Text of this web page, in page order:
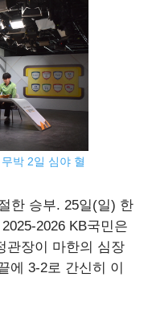
박 2일 심야 혈
한 승부. 25일(일) 한
2026 KB국민은
관장이 마한의 심장
에 3-2로 간신히 이